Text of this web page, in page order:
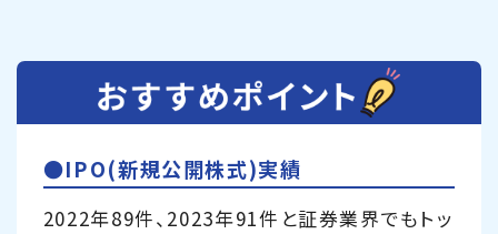
●IPO(新規公開株式)実績
2022年89件、2023年91件と証券業界でもトッ